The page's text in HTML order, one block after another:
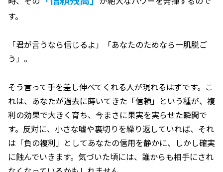
す。
「君が言うなら信じるよ」「あなたのためなら一肌脱ご
う」。
そう言って手を差し伸べてくれる人が現れるはずです。こ
れは、あなたが過去に蒔いてきた「信頼」という種が、複
利の効果で大きく育ち、今まさに果実を実らせた瞬間で
す。反対に、小さな嘘や裏切りを繰り返していれば、それ
は「負の複利」としてあなたの信用を静かに、しかし確実
に蝕んでいきます。気づいた頃には、誰からも相手にされ